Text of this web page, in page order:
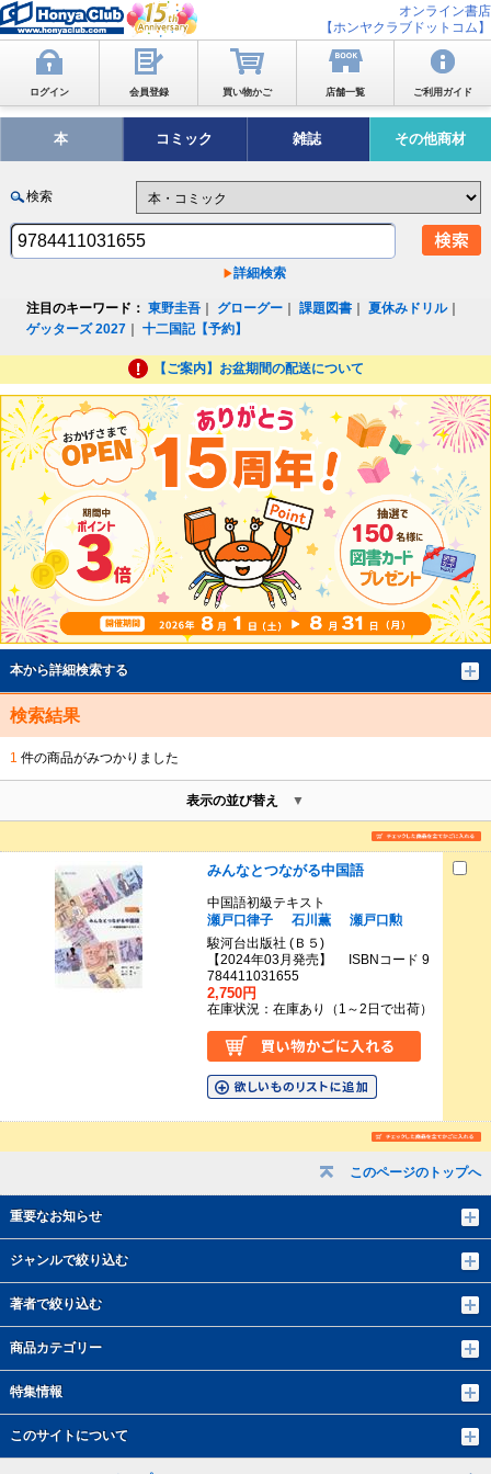
オンライン書店
【ホンヤクラブドットコム】
ログイン 会員登録 買い物かご 店舗一覧 ご利用ガイド
本 コミック 雑誌 その他商材
検索
詳細検索
注目のキーワード： 東野圭吾 グローグー ｜課題図書 ｜夏休みドリル｜
ゲッターズ 2027 ｜十二国記【予約】
【ご案内】お盆期間の配送について
このページのトップへ
重要なお知らせ
ジャンルで絞り込む
著者で絞り込む
商品カテゴリー
特集情報
このサイトについて
本から詳細検索する
検索結果
1 件の商品がみつかりました
表示の並び替え
みんなとつながる中国語
中国語初級テキスト
瀬戸口律子
石川薫
瀬戸口勲
駿河台出版社 (Ｂ５)
【2024年03月発売】 ISBNコード 9
784411031655
2,750円
在庫状況：在庫あり（1～2日で出荷）